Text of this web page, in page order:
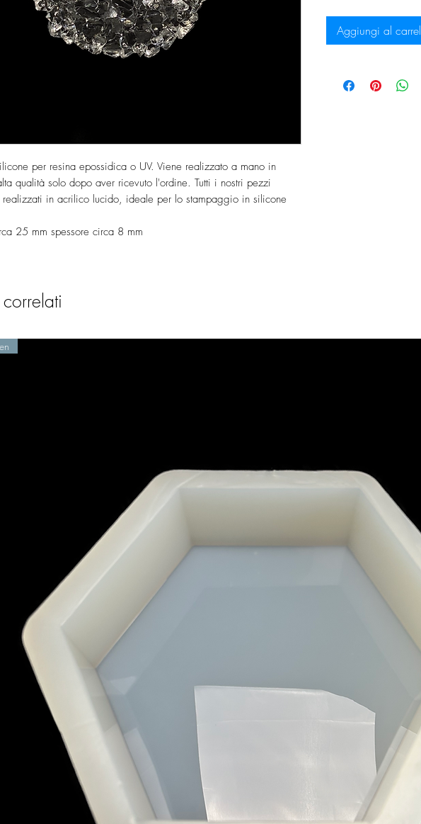
per resina epossidica o UV. Viene realizzato a mano in
qualità solo dopo aver ricevuto l'ordine. Tutti i nostri pezzi
in acrilico lucido, ideale per lo stampaggio in silicone
25 mm spessore circa 8 mm
Aggiungi al